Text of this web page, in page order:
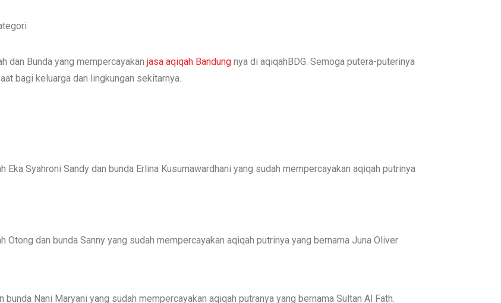
dan Bunda yang mempercayakan jasa aqiqah Bandung nya di aqiqahBDG. Semoga putera-puterinya
bagi keluarga dan lingkungan sekitarnya.
Eka Syahroni Sandy dan bunda Erlina Kusumawardhani yang sudah mempercayakan aqiqah putrinya
Otong dan bunda Sanny yang sudah mempercayakan aqiqah putrinya yang bernama Juna Oliver
Nani Maryani yang sudah mempercayakan aqiqah putranya yang bernama Sultan Al Fath.